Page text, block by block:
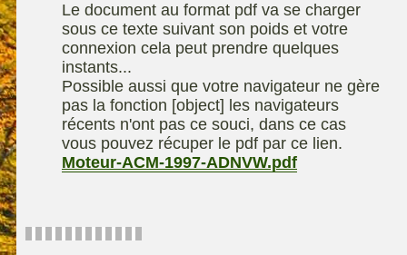
contact
Technique de
compostage
chevalet
Remorque
Le document au format pdf va se charger
sous ce texte suivant son poids et votre
connexion cela peut prendre quelques
instants...
Possible aussi que votre navigateur ne gère
pas la fonction [object] les navigateurs
récents n'ont pas ce souci, dans ce cas
vous pouvez récuper le pdf par ce lien.
Moteur-ACM-1997-ADNVW.pdf